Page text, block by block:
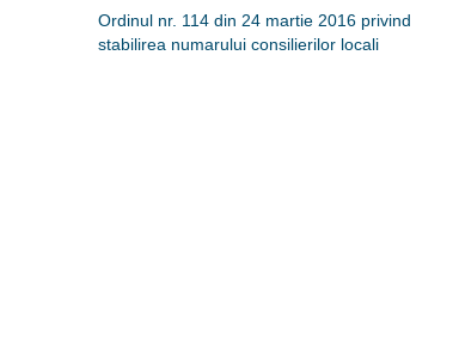
Ordinul nr. 114 din 24 martie 2016 privind
stabilirea numarului consilierilor locali